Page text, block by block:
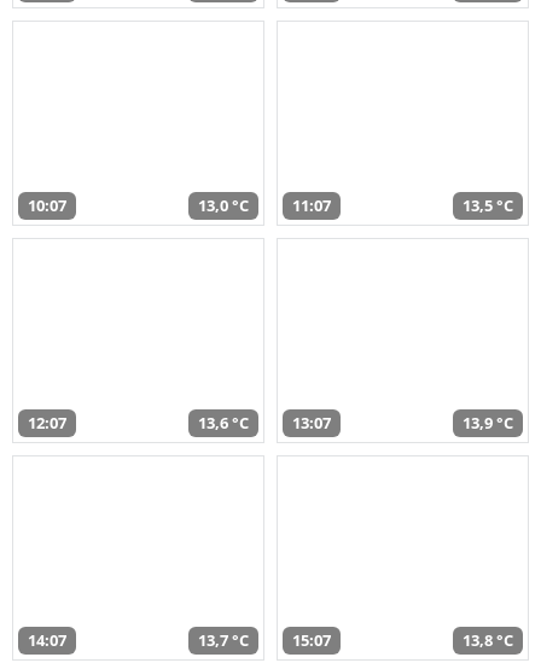
10:07 13,0 °C 11:07 13,5 °C
12:07 13,6 °C 13:07 13,9 °C
14:07 13,7 °C 15:07 13,8 °C